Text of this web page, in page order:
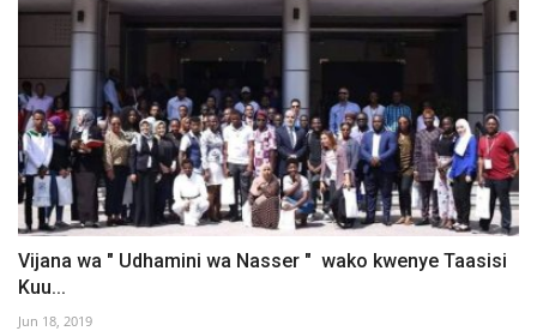
Vijana wa " Udhamini wa Nasser " wako kwenye Taasisi
Kuu...
Jun 18, 2019